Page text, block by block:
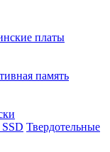
платы
память
Твердотельные